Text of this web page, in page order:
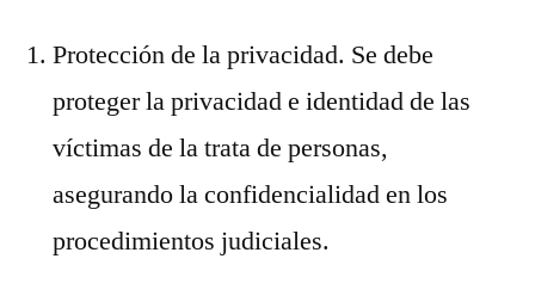
Protección de la privacidad. Se debe
proteger la privacidad e identidad de las
víctimas de la trata de personas,
asegurando la confidencialidad en los
procedimientos judiciales.